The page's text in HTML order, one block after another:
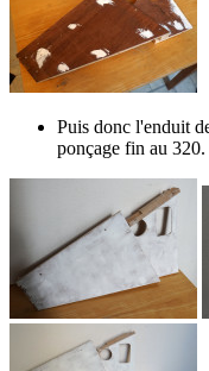
Puis donc l'enduit
ponçage fin au 320.